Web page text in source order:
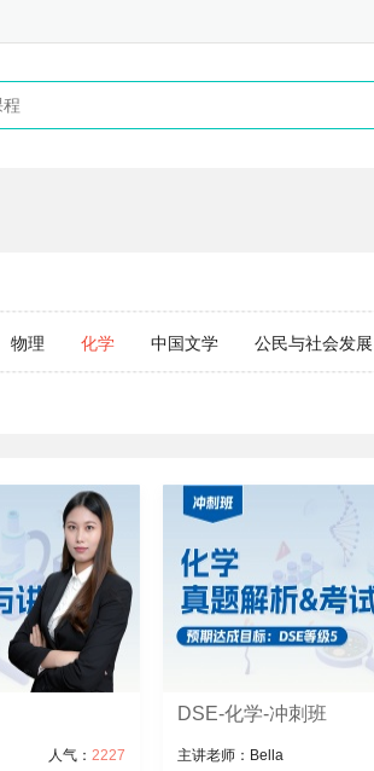
物理 化学 中国文学 公民与社会发展
人气： 2227
DSE-化学-冲刺班
主讲老师：Bella